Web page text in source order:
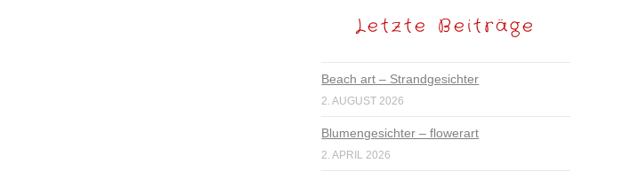
Letzte Beiträge
Beach art – Strandgesichter
2. AUGUST 2026
Blumengesichter – flowerart
2. APRIL 2026